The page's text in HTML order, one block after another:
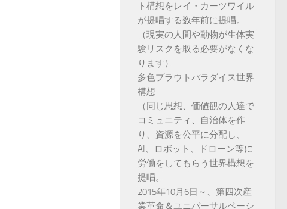
ト構想をレイ・カーツワイル
が提唱する数年前に提唱。
（現実の人間や動物が生体実
験リスクを取る必要がなくな
ります）
多色プラウトパラダイス世界
構想
（同じ思想、価値観の人達で
コミュニティ、自治体を作
り、資源を公平に分配し、
AI、ロボット、ドローン等に
労働をしてもらう世界構想を
提唱。
2015年10月6日～、第四次産
業革命＆ユニバーサルベーシ